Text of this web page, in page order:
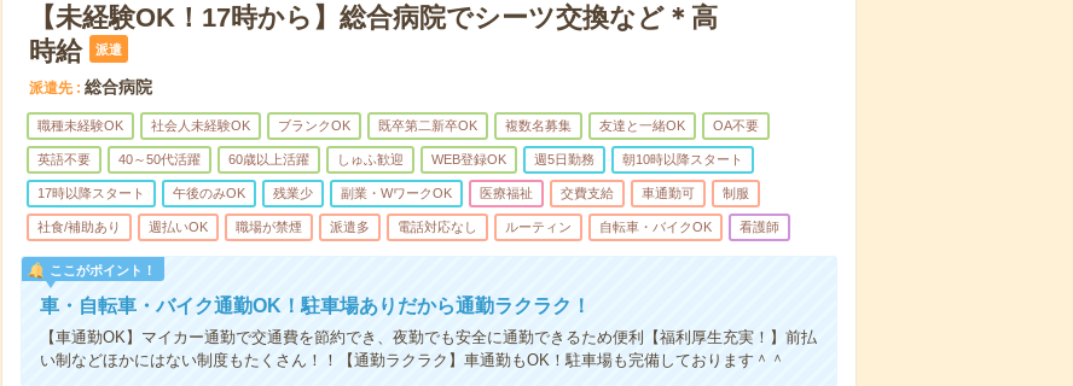
【未経験OK！17時から】総合病院でシーツ交換など＊高
時給
派遣
派遣先 総合病院
職種未経験OK 社会人未経験OK ブランクOK 既卒第二新卒OK 複数名募集 友達と一緒OK OA不要
英語不要 40～50代活躍 60歳以上活躍 しゅふ歓迎 WEB登録OK 週5日勤務 朝10時以降スタート
17時以降スタート 午後のみOK 残業少 副業・WワークOK 医療福祉 交費支給 車通勤可 制服
社食/補助あり 週払いOK 職場が禁煙 派遣多 電話対応なし ルーティン 自転車・バイクOK 看護師
ここがポイント！
車・自転車・バイク通勤OK！駐車場ありだから通勤ラクラク！
【車通勤OK】マイカー通勤で交通費を節約でき、夜勤でも安全に通勤できるため便利【福利厚生充実！】前払
い制などほかにはない制度もたくさん！！【通勤ラクラク】車通勤もOK！駐車場も完備しております＾＾